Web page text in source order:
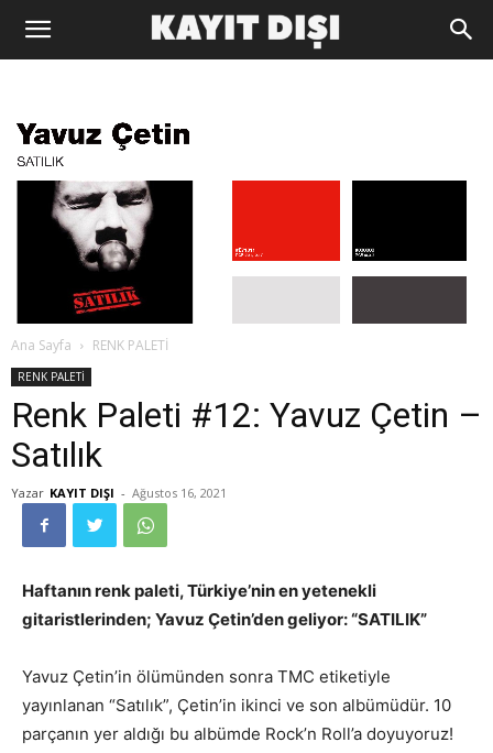
Ana Sayfa RENK PALETİ
RENK PALETİ
Renk Paleti #12: Yavuz Çetin –
Satılık
Yazar KAYIT DIŞI - Ağustos 16, 2021
Haftanın renk paleti, Türkiye’nin en yetenekli
gitaristlerinden; Yavuz Çetin’den geliyor: “SATILIK”
Yavuz Çetin’in ölümünden sonra TMC etiketiyle
yayınlanan “Satılık”, Çetin’in ikinci ve son albümüdür. 10
parçanın yer aldığı bu albümde Rock’n Roll’a doyuyoruz!